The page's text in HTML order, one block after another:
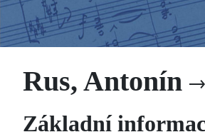
Rus, Antonín
Základní